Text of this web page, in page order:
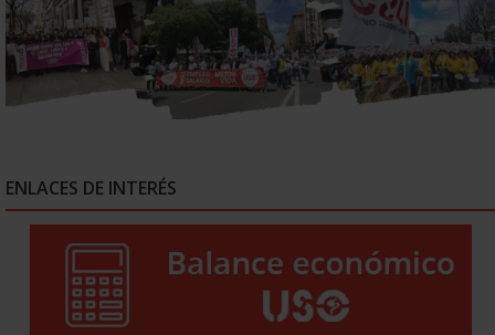
ENLACES DE INTERÉS